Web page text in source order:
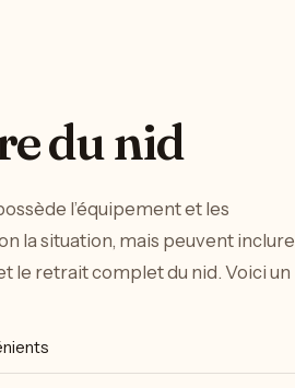
du nid
l’équipement et les
la situation, mais peuvent inclure
le retrait complet du nid. Voici un